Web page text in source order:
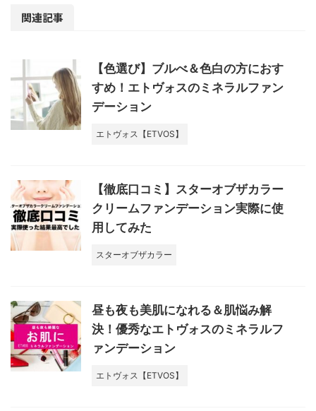
関連記事
【色選び】ブルべ＆色白の方におす
すめ！エトヴォスのミネラルファン
デーション
エトヴォス【ETVOS】
【徹底口コミ】スターオブザカラー
クリームファンデーション実際に使
用してみた
スターオブザカラー
昼も夜も美肌になれる＆肌悩み解
決！優秀なエトヴォスのミネラルフ
ァンデーション
エトヴォス【ETVOS】